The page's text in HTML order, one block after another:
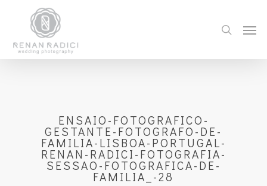
ENSAIO-FOTOGRAFICO-
GESTANTE-FOTOGRAFO-DE-
FAMILIA-LISBOA-PORTUGAL-
RENAN-RADICI-FOTOGRAFIA-
SESSAO-FOTOGRAFICA-DE-
FAMILIA_-28